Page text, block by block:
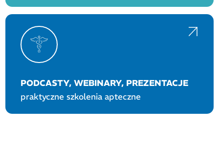
PODCASTY, WEBINARY, PREZENTACJE
praktyczne szkolenia apteczne